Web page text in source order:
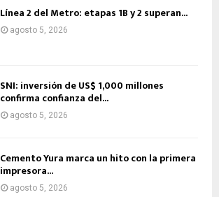
Línea 2 del Metro: etapas 1B y 2 superan...
agosto 5, 2026
SNI: inversión de US$ 1,000 millones
confirma confianza del...
agosto 5, 2026
Cemento Yura marca un hito con la primera
impresora...
agosto 5, 2026